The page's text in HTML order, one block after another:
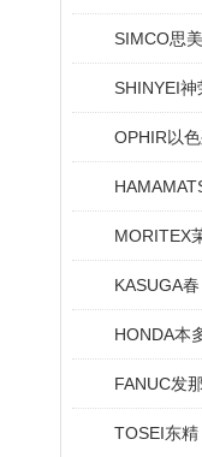
SIMCO思
SHINYEI神
OPHIR以色
MORITEX
KASUGA春
HONDA本
FANUC发
TOSEI东精